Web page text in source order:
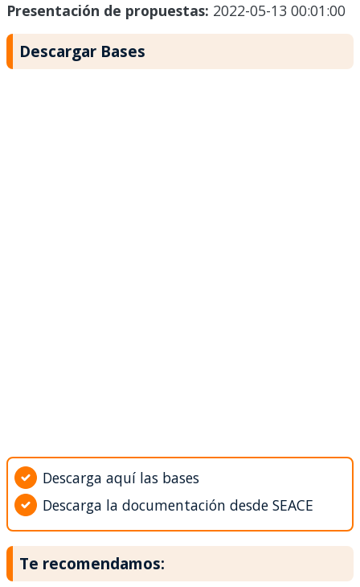
Presentación de propuestas: 2022-05-13 00:01:00
Descargar Bases
Descarga aquí las bases
Descarga la documentación desde SEACE
Te recomendamos: